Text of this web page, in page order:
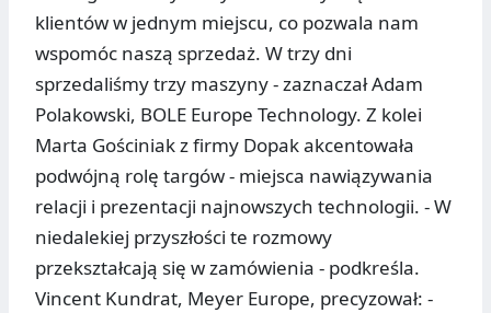
klientów w jednym miejscu, co pozwala nam
wspomóc naszą sprzedaż. W trzy dni
sprzedaliśmy trzy maszyny - zaznaczał Adam
Polakowski, BOLE Europe Technology. Z kolei
Marta Gościniak z firmy Dopak akcentowała
podwójną rolę targów - miejsca nawiązywania
relacji i prezentacji najnowszych technologii. - W
niedalekiej przyszłości te rozmowy
przekształcają się w zamówienia - podkreśla.
Vincent Kundrat, Meyer Europe, precyzował: -